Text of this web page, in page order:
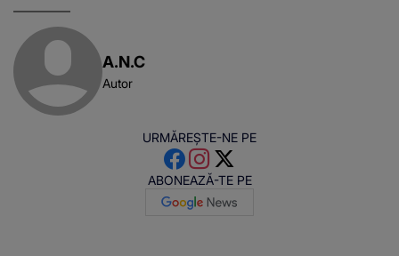
A.N.C
Autor
URMĂREȘTE-NE PE
ABONEAZĂ-TE PE